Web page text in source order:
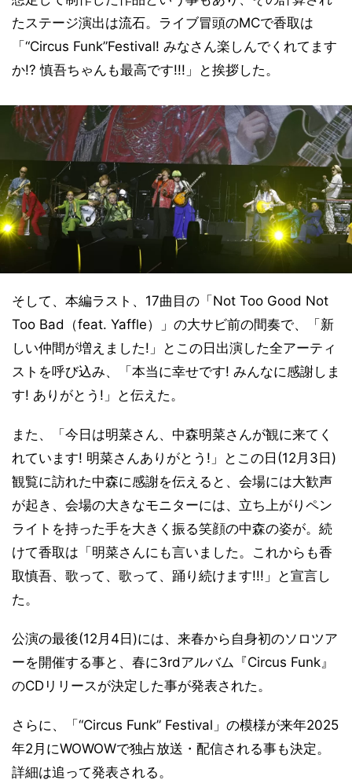
たステージ演出は流石。ライブ冒頭のMCで香取は
「“Circus Funk”Festival! みなさん楽しんでくれてます
か!? 慎吾ちゃんも最高です!!!」と挨拶した。
そして、本編ラスト、17曲目の「Not Too Good Not
Too Bad（feat. Yaffle）」の大サビ前の間奏で、「新
しい仲間が増えました!」とこの日出演した全アーティ
ストを呼び込み、「本当に幸せです! みんなに感謝しま
す! ありがとう!」と伝えた。
また、「今日は明菜さん、中森明菜さんが観に来てく
れています! 明菜さんありがとう!」とこの日(12月3日)
観覧に訪れた中森に感謝を伝えると、会場には大歓声
が起き、会場の大きなモニターには、立ち上がりペン
ライトを持った手を大きく振る笑顔の中森の姿が。続
けて香取は「明菜さんにも言いました。これからも香
取慎吾、歌って、歌って、踊り続けます!!!」と宣言し
た。
公演の最後(12月4日)には、来春から自身初のソロツア
ーを開催する事と、春に3rdアルバム『Circus Funk』
のCDリリースが決定した事が発表された。
さらに、「“Circus Funk” Festival」の模様が来年2025
年2月にWOWOWで独占放送・配信される事も決定。
詳細は追って発表される。